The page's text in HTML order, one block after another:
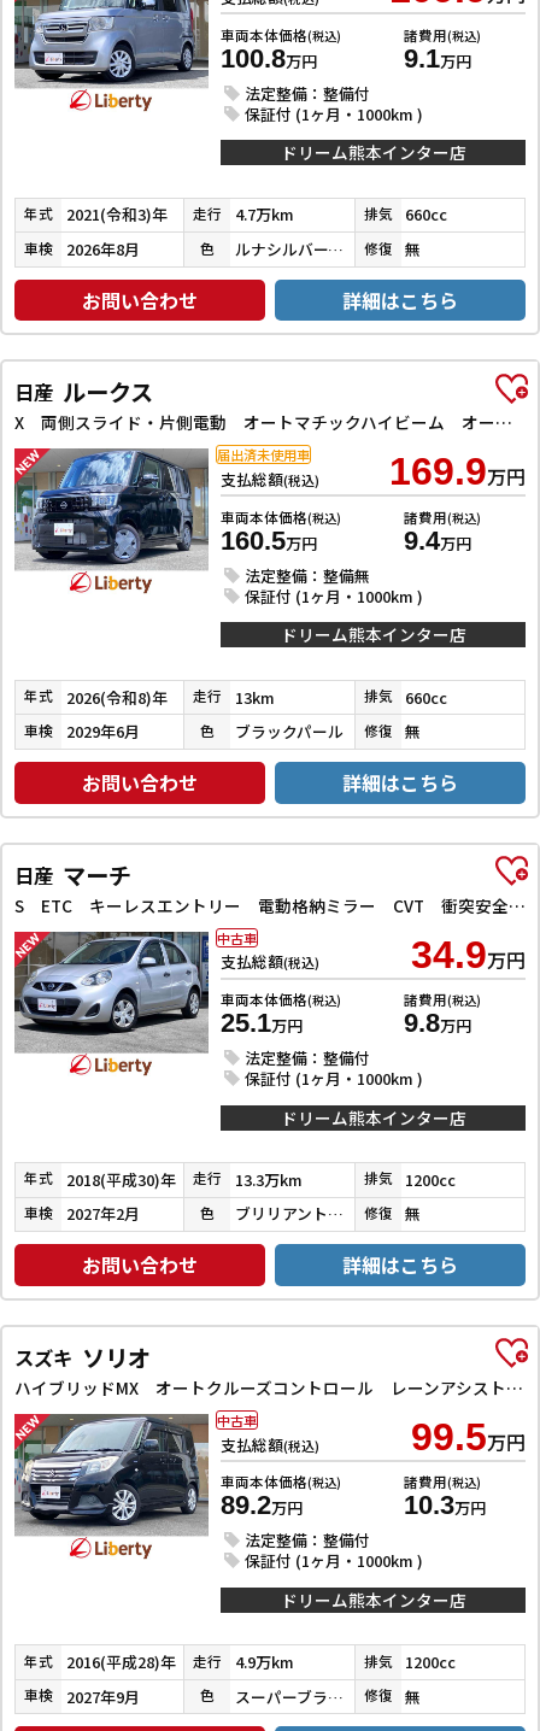
車両本体価格(税込)
100.8万円
諸費用(税込)
9.1万円
法定整備：整備付
保証付 (1ヶ月・1000km )
ドリーム熊本インター店
年式 2021(令和3)年 走行 4.7万km 排気 660cc
車検 2026年8月 色 ルナシルバーメタリック 修復 無
お問い合わせ 詳細はこちら
日産 ルークス
X 両側スライド・片側電動 オートマチックハイビーム オートライト スマートキー アイドリングストップ 電動格納ミラー ベンチシート CVT USB エアコン パワーステアリング パワーウィンドウ
支払総額(税込) 169.9万円
車両本体価格(税込)
160.5万円
諸費用(税込)
9.4万円
法定整備：整備無
保証付 (1ヶ月・1000km )
届出済未使用車
ドリーム熊本インター店
年式 2026(令和8)年 走行 13km 排気 660cc
車検 2029年6月 色 ブラックパール 修復 無
お問い合わせ 詳細はこちら
日産 マーチ
S ETC キーレスエントリー 電動格納ミラー CVT 衝突安全ボディ ABS ESC エアコン パワーステアリング パワーウィンドウ
支払総額(税込) 34.9万円
車両本体価格(税込)
25.1万円
諸費用(税込)
9.8万円
法定整備：整備付
保証付 (1ヶ月・1000km )
中古車
ドリーム熊本インター店
年式 2018(平成30)年 走行 13.3万km 排気 1200cc
車検 2027年2月 色 ブリリアントシルバー 修復 無
お問い合わせ 詳細はこちら
スズキ ソリオ
ハイブリッドMX オートクルーズコントロール レーンアシスト 衝突被害軽減システム 両側スライド・片側電動 スマートキー アイドリングストップ 電動格納ミラー シートヒーター ウォークスルー CVT アルミホイール
支払総額(税込) 99.5万円
車両本体価格(税込)
89.2万円
諸費用(税込)
10.3万円
法定整備：整備付
保証付 (1ヶ月・1000km )
中古車
ドリーム熊本インター店
年式 2016(平成28)年 走行 4.9万km 排気 1200cc
車検 2027年9月 色 スーパーブラックパール 修復 無